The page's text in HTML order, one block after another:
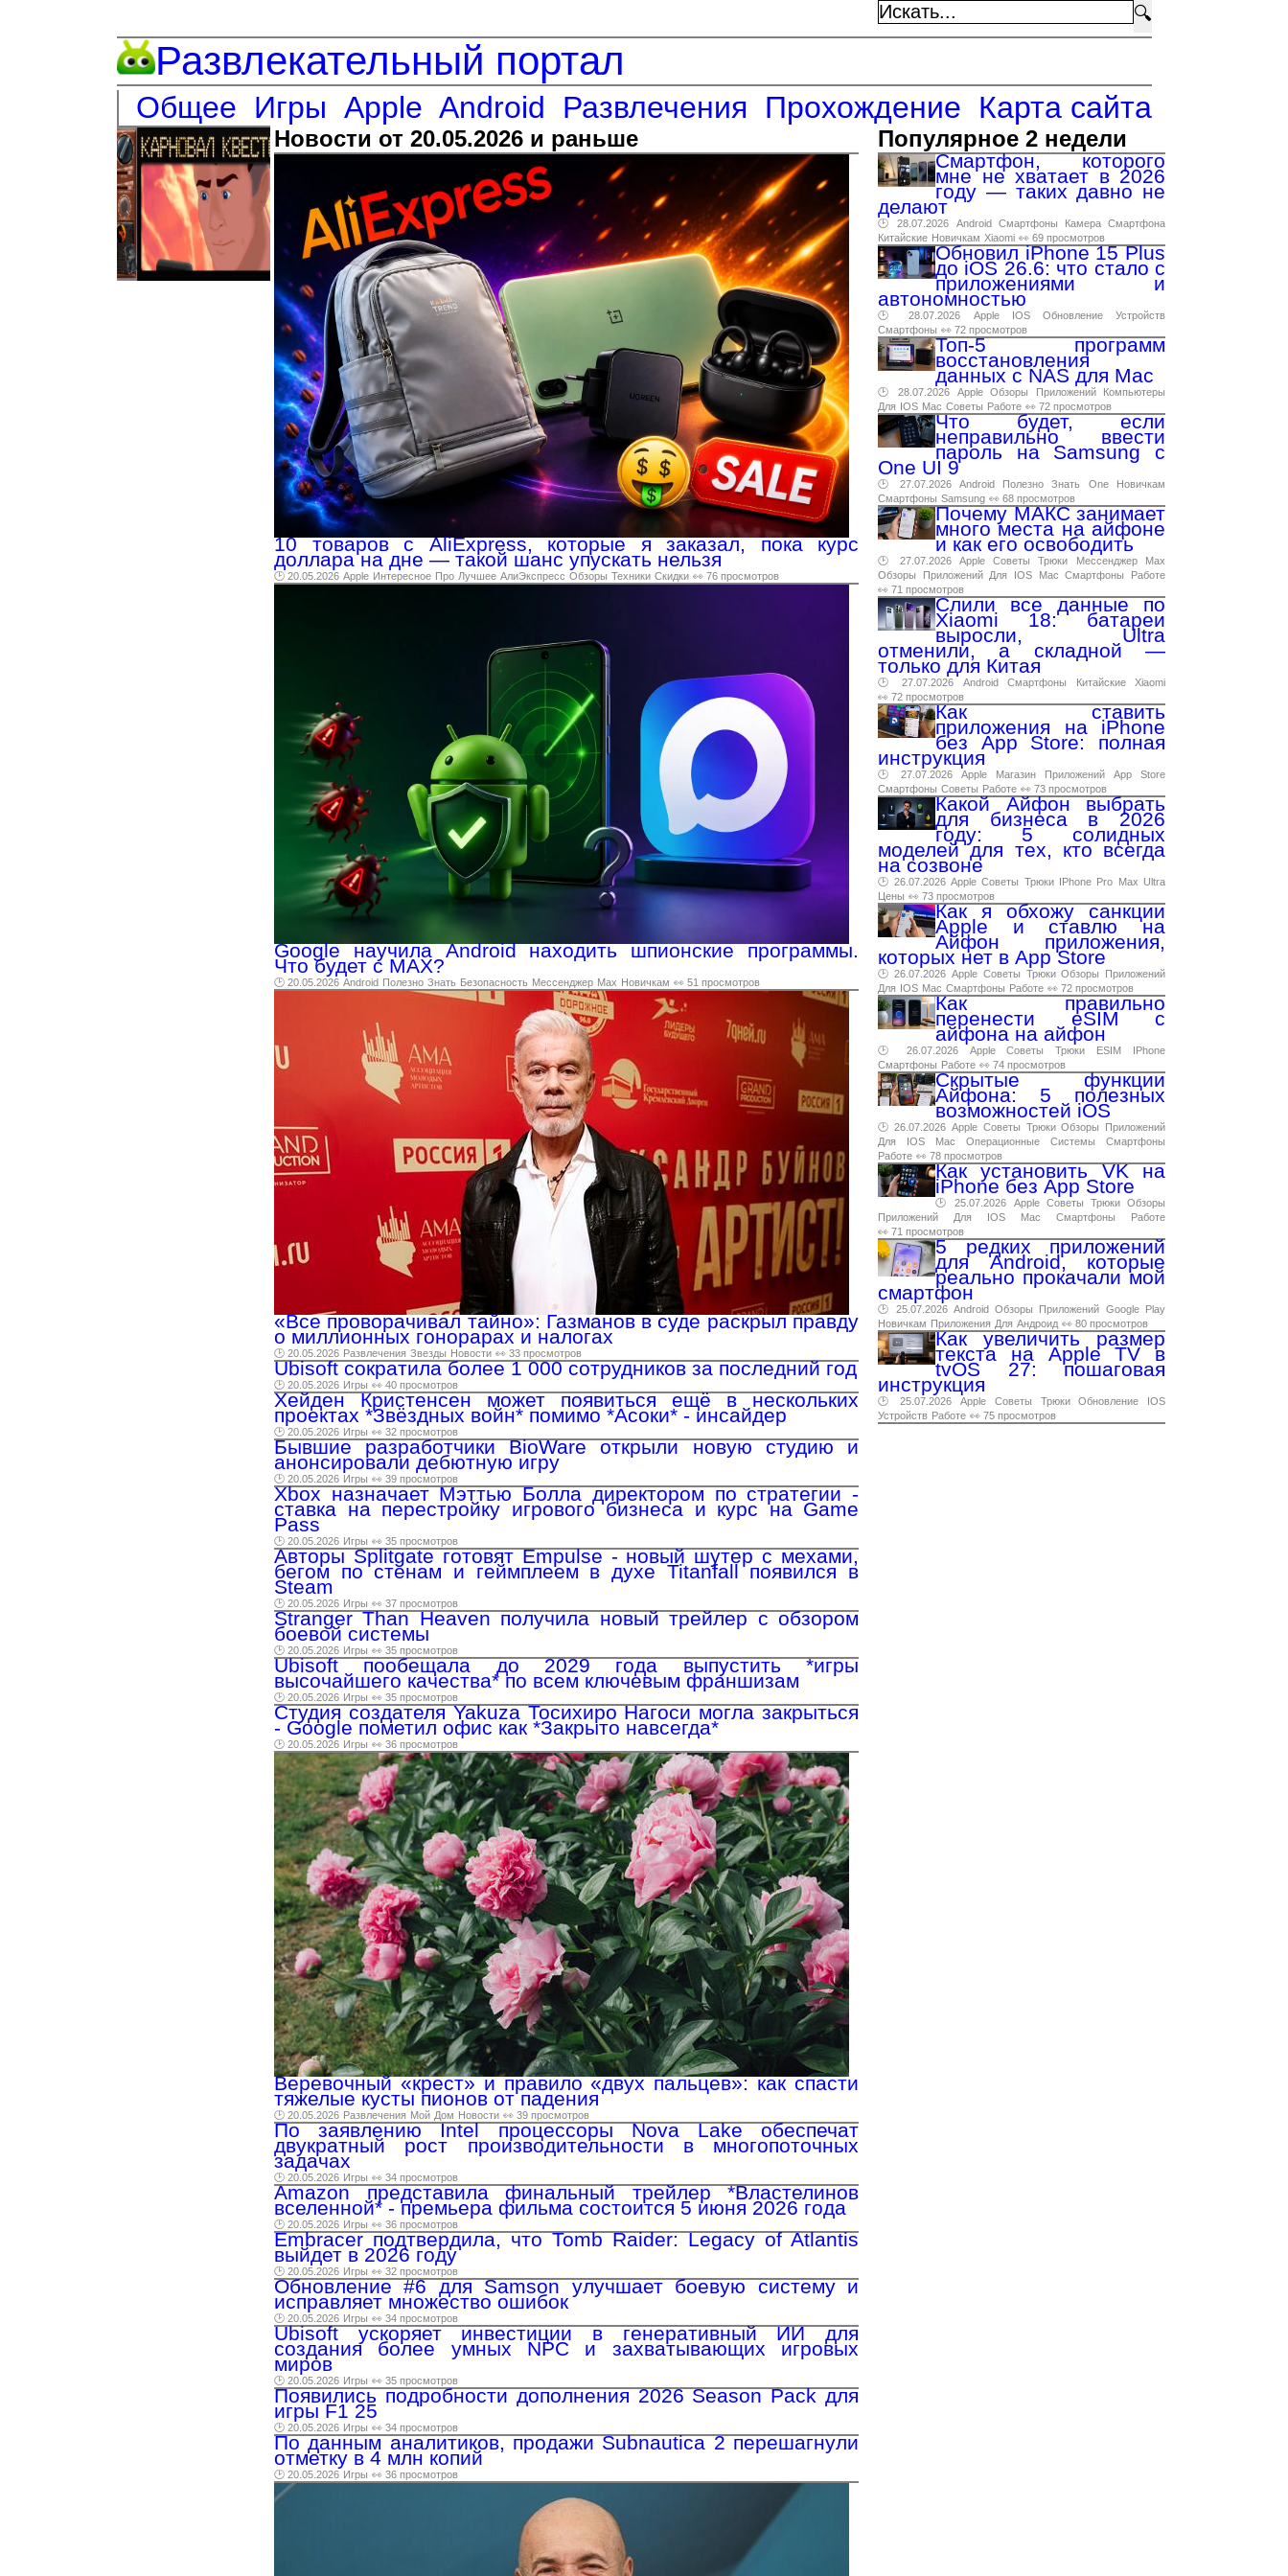
🔍
Развлекательный портал
Общее Игры Apple Android Развлечения Прохождение Карта сайта
Новости от 20.05.2026 и раньше
10 товаров с AliExpress, которые я заказал, пока курс
доллара на дне — такой шанс упускать нельзя
🕑 20.05.2026 Apple Интересное Про Лучшее АлиЭкспресс Обзоры Техники Скидки 👀 76 просмотров
Google научила Android находить шпионские программы.
Что будет с MAX?
🕑 20.05.2026 Android Полезно Знать Безопасность Мессенджер Max Новичкам 👀 51 просмотров
«Все проворачивал тайно»: Газманов в суде раскрыл правду
о миллионных гонорарах и налогах
🕑 20.05.2026 Развлечения Звезды Новости 👀 33 просмотров
Ubisoft сократила более 1 000 сотрудников за последний год
🕑 20.05.2026 Игры 👀 40 просмотров
Хейден Кристенсен может появиться ещё в нескольких
проектах *Звёздных войн* помимо *Асоки* - инсайдер
🕑 20.05.2026 Игры 👀 32 просмотров
Бывшие разработчики BioWare открыли новую студию и
анонсировали дебютную игру
🕑 20.05.2026 Игры 👀 39 просмотров
Xbox назначает Мэттью Болла директором по стратегии -
ставка на перестройку игрового бизнеса и курс на Game
Pass
🕑 20.05.2026 Игры 👀 35 просмотров
Авторы Splitgate готовят Empulse - новый шутер с мехами,
бегом по стенам и геймплеем в духе Titanfall появился в
Steam
🕑 20.05.2026 Игры 👀 37 просмотров
Stranger Than Heaven получила новый трейлер с обзором
боевой системы
🕑 20.05.2026 Игры 👀 35 просмотров
Ubisoft пообещала до 2029 года выпустить *игры
высочайшего качества* по всем ключевым франшизам
🕑 20.05.2026 Игры 👀 35 просмотров
Студия создателя Yakuza Тосихиро Нагоси могла закрыться
- Google пометил офис как *Закрыто навсегда*
🕑 20.05.2026 Игры 👀 36 просмотров
Веревочный «крест» и правило «двух пальцев»: как спасти
тяжелые кусты пионов от падения
🕑 20.05.2026 Развлечения Мой Дом Новости 👀 39 просмотров
По заявлению Intel процессоры Nova Lake обеспечат
двукратный рост производительности в многопоточных
задачах
🕑 20.05.2026 Игры 👀 34 просмотров
Amazon представила финальный трейлер *Властелинов
вселенной* - премьера фильма состоится 5 июня 2026 года
🕑 20.05.2026 Игры 👀 36 просмотров
Embracer подтвердила, что Tomb Raider: Legacy of Atlantis
выйдет в 2026 году
🕑 20.05.2026 Игры 👀 32 просмотров
Обновление #6 для Samson улучшает боевую систему и
исправляет множество ошибок
🕑 20.05.2026 Игры 👀 34 просмотров
Ubisoft ускоряет инвестиции в генеративный ИИ для
создания более умных NPC и захватывающих игровых
миров
🕑 20.05.2026 Игры 👀 35 просмотров
Появились подробности дополнения 2026 Season Pack для
игры F1 25
🕑 20.05.2026 Игры 👀 34 просмотров
По данным аналитиков, продажи Subnautica 2 перешагнули
отметку в 4 млн копий
🕑 20.05.2026 Игры 👀 36 просмотров
Популярное 2 недели
Смартфон, которого
мне не хватает в 2026
году — таких давно не
делают
🕑 28.07.2026 Android Смартфоны Камера Смартфона
Китайские Новичкам Xiaomi 👀 69 просмотров
Обновил iPhone 15 Plus
до iOS 26.6: что стало с
приложениями и
автономностью
🕑 28.07.2026 Apple IOS Обновление
Устройств
Смартфоны 👀 72 просмотров
Топ-5 программ
восстановления
данных с NAS для Mac
🕑 28.07.2026 Apple Обзоры Приложений
Компьютеры
Для IOS Mac Советы Работе 👀 72 просмотров
Что будет, если
неправильно ввести
пароль на Samsung с
One UI 9
🕑 27.07.2026 Android Полезно Знать One
Новичкам
Смартфоны Samsung 👀 68 просмотров
Почему МАКС занимает
много места на айфоне
и как его освободить
🕑 27.07.2026 Apple Советы Трюки Мессенджер
Max
Обзоры
Приложений Для IOS Mac Смартфоны
Работе
👀 71 просмотров
Слили все данные по
Xiaomi 18: батареи
выросли, Ultra
отменили, а складной —
только для Китая
🕑 27.07.2026 Android Смартфоны Китайские
Xiaomi
👀 72 просмотров
Как ставить
приложения на iPhone
без App Store: полная
инструкция
🕑 27.07.2026 Apple Магазин Приложений App
Store
Смартфоны Советы Работе 👀 73 просмотров
Какой Айфон выбрать
для бизнеса в 2026
году: 5 солидных
моделей для тех, кто всегда
на созвоне
🕑 26.07.2026 Apple Советы Трюки IPhone Pro Max Ultra
Цены 👀 73 просмотров
Как я обхожу санкции
Apple и ставлю на
Айфон приложения,
которых нет в App Store
🕑 26.07.2026 Apple Советы Трюки Обзоры
Приложений
Для IOS Mac Смартфоны Работе 👀 72 просмотров
Как правильно
перенести eSIM с
айфона на айфон
🕑 26.07.2026 Apple Советы Трюки ESIM
IPhone
Смартфоны Работе 👀 74 просмотров
Скрытые функции
Айфона: 5 полезных
возможностей iOS
🕑 26.07.2026 Apple Советы Трюки Обзоры
Приложений
Для
IOS Mac Операционные Системы
Смартфоны
Работе 👀 78 просмотров
Как установить VK на
iPhone без App Store
🕑 25.07.2026 Apple Советы Трюки Обзоры
Приложений
Для IOS Mac Смартфоны
Работе
👀 71 просмотров
5 редких приложений
для Android, которые
реально прокачали мой
смартфон
🕑 25.07.2026 Android Обзоры Приложений Google
Play
Новичкам Приложения Для Андроид 👀 80 просмотров
Как увеличить размер
текста на Apple TV в
tvOS 27: пошаговая
инструкция
🕑 25.07.2026 Apple Советы Трюки Обновление
IOS
Устройств Работе 👀 75 просмотров